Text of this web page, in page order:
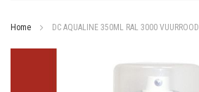
Home DC AQUALINE 350ML RAL 3000 VUURROOD